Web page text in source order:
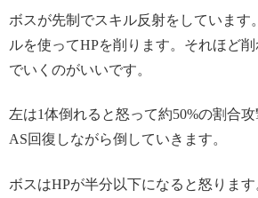
ボスが先制でスキル反射をしています
ルを使ってHPを削ります。それほど
でいくのがいいです。
左は1体倒れると怒って約50%の割合攻
AS回復しながら倒していきます。
ボスはHPが半分以下になると怒りま